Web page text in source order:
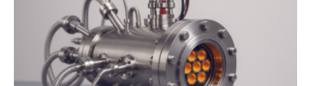
neuen Bericht für die Praxis eingeordnet – inklusive der
Rolle von flexiblen Netzanschlussvereinbarungen. Der
Netzanschluss von Erneuerbare-Energien-Anlagen
(EE-Anlagen) ist entscheidend für die Energiewende.
Denn ohne Anschluss an das Netz kann kein Strom